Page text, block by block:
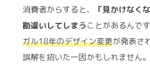
消費者からすると、
「見かけなく
勘違いしてしまうことがあるんで
ガル18年のデザイン変更が発表さ
誤解を招いた一因かもしれません。